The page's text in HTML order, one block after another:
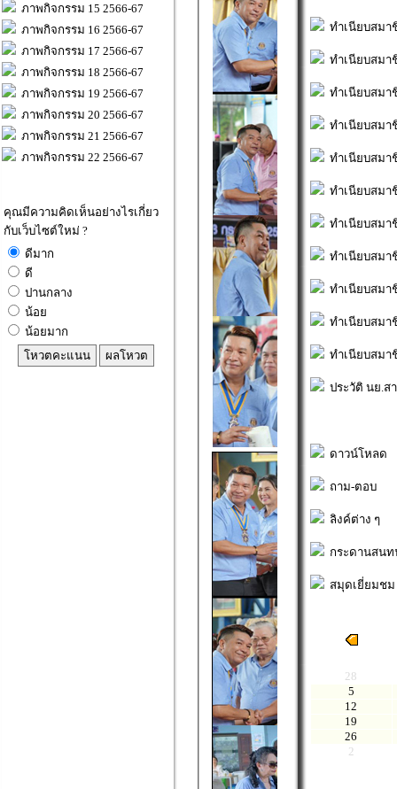
ภาพกิจกรรม 15 2566-67
ภาพกิจกรรม 16 2566-67
ภาพกิจกรรม 17 2566-67
ภาพกิจกรรม 18 2566-67
ภาพกิจกรรม 19 2566-67
ภาพกิจกรรม 20 2566-67
ภาพกิจกรรม 21 2566-67
ภาพกิจกรรม 22 2566-67
คุณมีความคิดเห็นอย่างไรเกี่ยว
กับเว็บไซต์ใหม่ ?
ดีมาก
ดี
ปานกลาง
น้อย
น้อยมาก
ทำเนียบสมา
ทำเนียบสมา
ทำเนียบสมา
ทำเนียบสมา
ทำเนียบสมา
ทำเนียบสมา
ทำเนียบสมา
ทำเนียบสมา
ทำเนียบสมา
ทำเนียบสมา
ทำเนียบสมา
ประวัติ นย.ส
ดาวน์โหลด
ถาม-ตอบ
ลิงค์ต่าง ๆ
กระดานสนท
สมุดเยี่ยมชม
28
5
12
19
26
2